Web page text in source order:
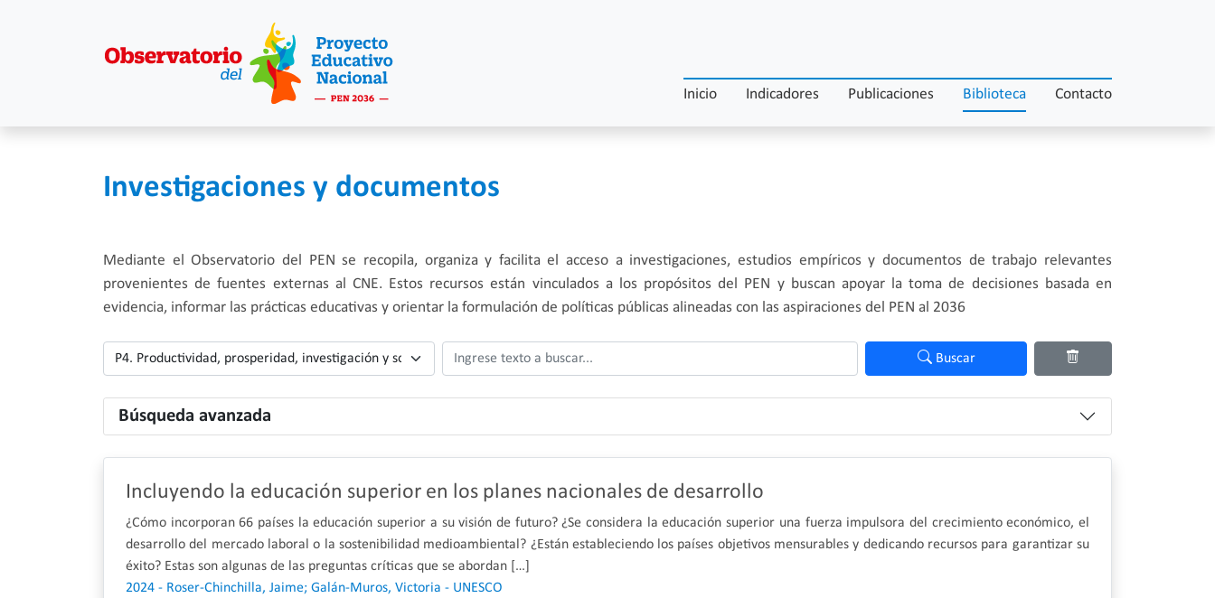
Inicio Indicadores Publicaciones Biblioteca Contacto
Investigaciones y documentos
Mediante el Observatorio del PEN se recopila, organiza y facilita el acceso a investigaciones, estudios empíricos y documentos de trabajo relevantes
provenientes de fuentes externas al CNE. Estos recursos están vinculados a los propósitos del PEN y buscan apoyar la toma de decisiones basada en
evidencia, informar las prácticas educativas y orientar la formulación de políticas públicas alineadas con las aspiraciones del PEN al 2036
Tema Ingrese texto a buscar... Buscar
Búsqueda avanzada
Incluyendo la educación superior en los planes nacionales de desarrollo
¿Cómo incorporan 66 países la educación superior a su visión de futuro? ¿Se considera la educación superior una fuerza impulsora del crecimiento económico, el
desarrollo del mercado laboral o la sostenibilidad medioambiental? ¿Están estableciendo los países objetivos mensurables y dedicando recursos para garantizar su
éxito? Estas son algunas de las preguntas críticas que se abordan […]
2024 - Roser-Chinchilla, Jaime; Galán-Muros, Victoria - UNESCO